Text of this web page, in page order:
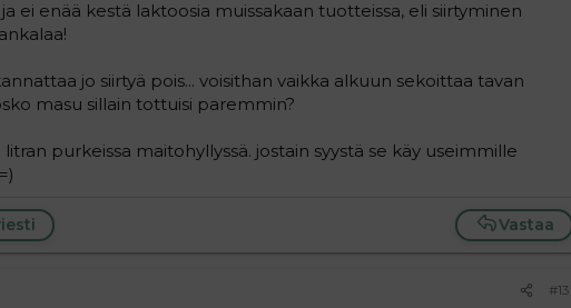
ei enää kestä laktoosia muissakaan tuotteissa, eli siirtyminen
jo siirtyä pois... voisithan vaikka alkuun sekoittaa tavan
masu sillain tottuisi paremmin?
purkeissa maitohyllyssä. jostain syystä se käy useimmille
Vastaa
#13